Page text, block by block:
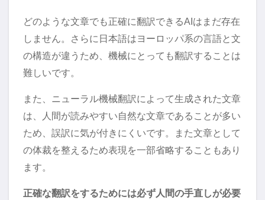
どのような文章でも正確に翻訳できるAIはまだ存在
しません。さらに日本語はヨーロッパ系の言語と文
の構造が違うため、機械にとっても翻訳することは
難しいです。
また、ニューラル機械翻訳によって生成された文章
は、人間が読みやすい自然な文章であることが多い
ため、誤訳に気が付きにくいです。また文章として
の体裁を整えるため表現を一部省略することもあり
ます。
正確な翻訳をするためには必ず人間の手直しが必要